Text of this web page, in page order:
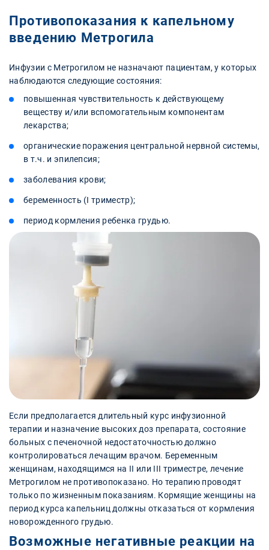
Противопоказания к капельному
введению Метрогила
Инфузии с Метрогилом не назначают пациентам, у которых
наблюдаются следующие состояния:
повышенная чувствительность к действующему
веществу и/или вспомогательным компонентам
лекарства;
органические поражения центральной нервной системы,
в т.ч. и эпилепсия;
заболевания крови;
беременность (I триместр);
период кормления ребенка грудью.
Если предполагается длительный курс инфузионной
терапии и назначение высоких доз препарата, состояние
больных с печеночной недостаточностью должно
контролироваться лечащим врачом. Беременным
женщинам, находящимся на II или III триместре, лечение
Метрогилом не противопоказано. Но терапию проводят
только по жизненным показаниям. Кормящие женщины на
период курса капельниц должны отказаться от кормления
новорожденного грудью.
Возможные негативные реакции на